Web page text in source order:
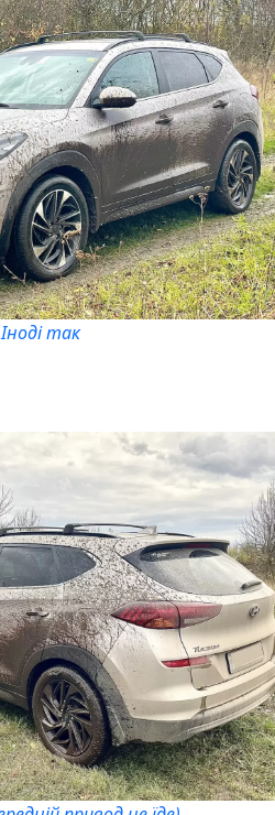
Іноді так